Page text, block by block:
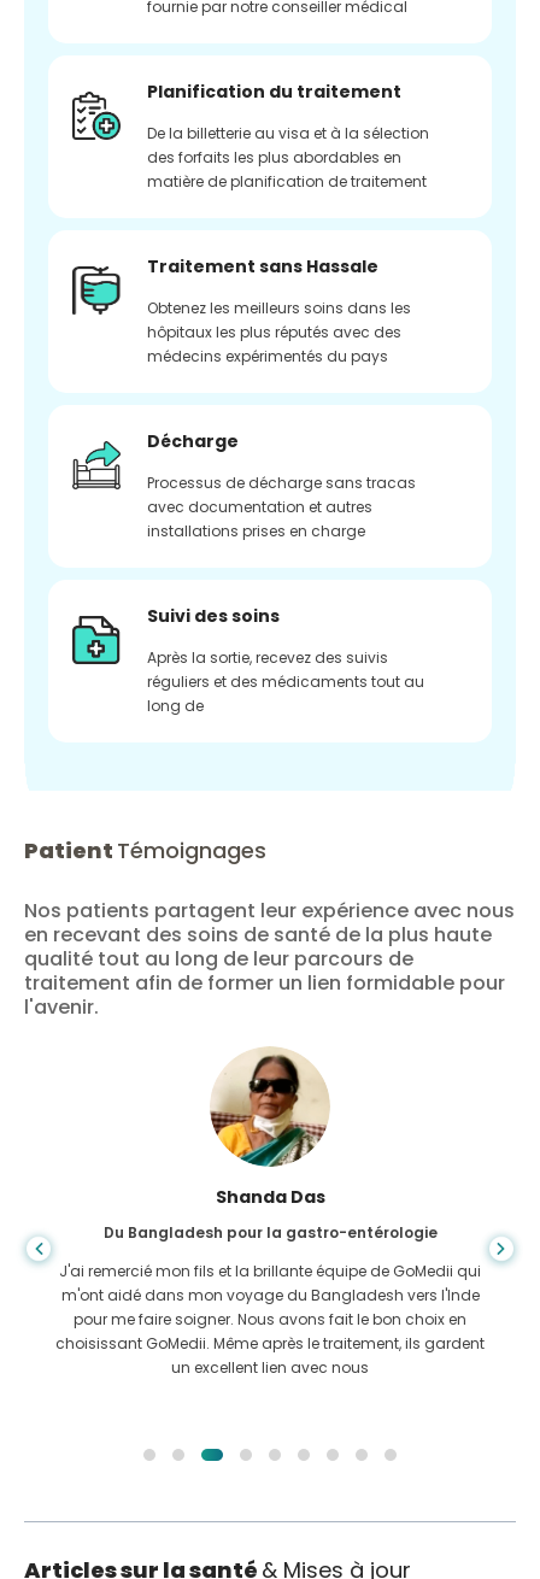
fournie par notre conseiller médical
Planification du traitement
De la billetterie au visa et à la sélection
des forfaits les plus abordables en
matière de planification de traitement
Traitement sans Hassale
Obtenez les meilleurs soins dans les
hôpitaux les plus réputés avec des
médecins expérimentés du pays
Décharge
Processus de décharge sans tracas
avec documentation et autres
installations prises en charge
Suivi des soins
Après la sortie, recevez des suivis
réguliers et des médicaments tout au
long de
Patient Témoignages
Nos patients partagent leur expérience avec nous
en recevant des soins de santé de la plus haute
qualité tout au long de leur parcours de
traitement afin de former un lien formidable pour
l'avenir.
Shanda Das
Du Bangladesh pour la gastro-entérologie
J'ai remercié mon fils et la brillante équipe de GoMedii qui
m'ont aidé dans mon voyage du Bangladesh vers l'Inde
pour me faire soigner. Nous avons fait le bon choix en
choisissant GoMedii. Même après le traitement, ils gardent
un excellent lien avec nous
Articles sur la santé & Mises à jour